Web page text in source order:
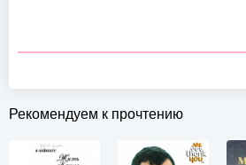
Рекомендуем к прочтению